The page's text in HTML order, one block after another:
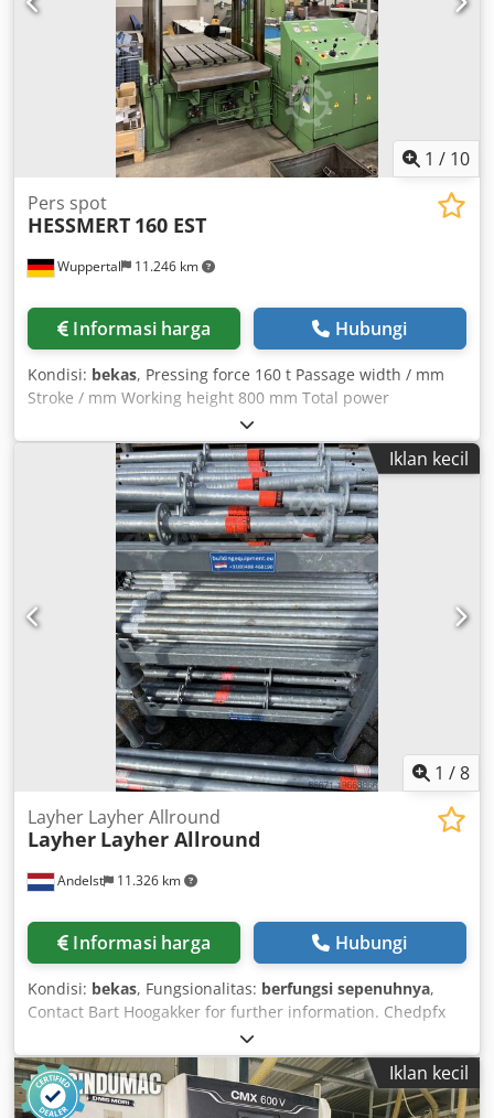
1 / 10
Wuppertal 11.246 km
Pers spot
HESSMERT 160 EST
Informasi harga Hubungi
Kondisi: bekas, Pressing force 160 t Passage width / mm
Stroke / mm Working height 800 mm Total power
requirement 15 kW Machine weight approx. 11.8 t - Table
size: 1000x1000 mm - Distance table/ram, large stroke top,
adjustment top: 800 mm Additional information Chsdpfx
Ahoiulkqstea Extendable table
Iklan kecil
1 /8
Andelst 11.326 km
Layher Layher Allround
Layher Layher Allround
Informasi harga Hubungi
Kondisi: bekas, Fungsionalitas: berfungsi sepenuhnya,
Contact Bart Hoogakker for further information. Chedpfx
Iklan kecil